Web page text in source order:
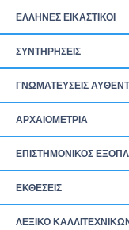
ΕΛΛΗΝΕΣ ΕΙΚΑΣΤΙΚΟΙ
ΣΥΝΤΗΡΗΣΕΙΣ
ΓΝΩΜΑΤΕΥΣΕΙΣ
ΑΡΧΑΙΟΜΕΤΡΙΑ
ΕΠΙΣΤΗΜΟΝΙΚΟΣ
ΕΚΘΕΣΕΙΣ
ΛΕΞΙΚΟ